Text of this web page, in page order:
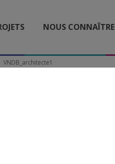
NOUS CONNAÎTRE
VNDB_architecte1